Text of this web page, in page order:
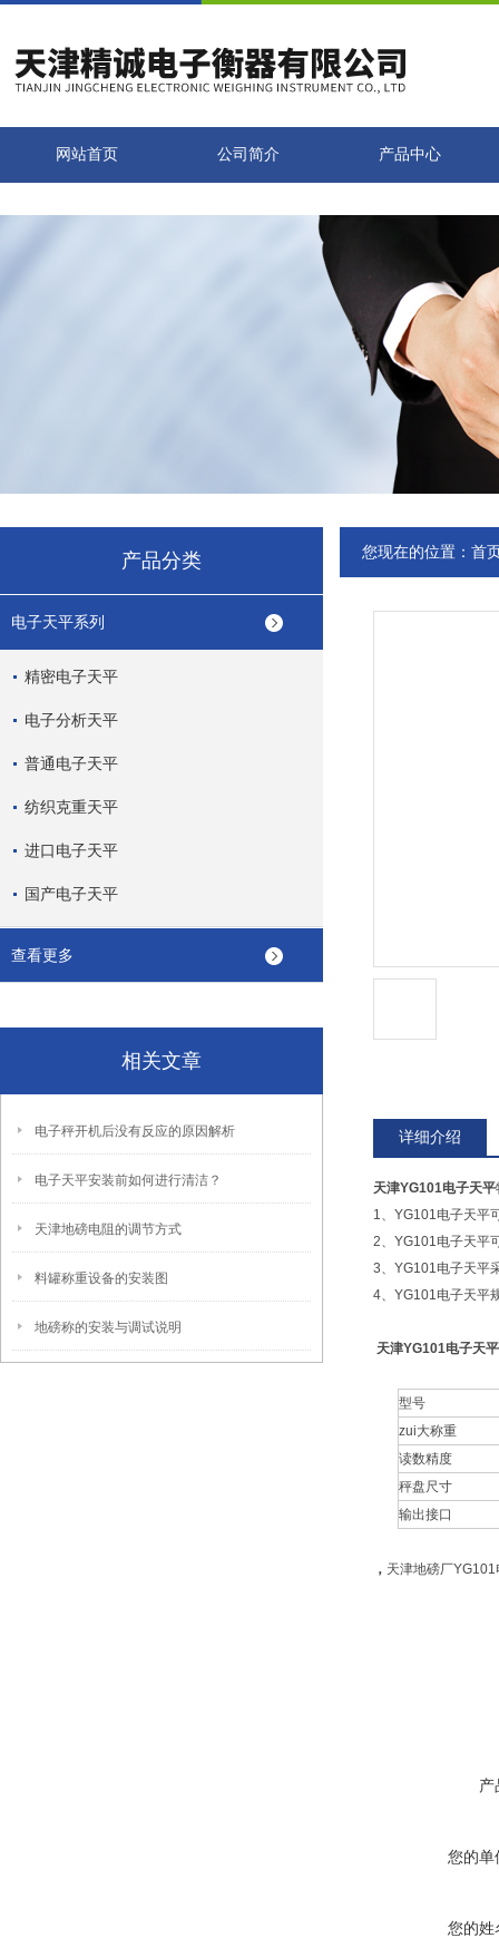
网站首页 公司简介 产品中心
产品分类
电子天平系列
精密电子天平
电子分析天平
普通电子天平
纺织克重天平
进口电子天平
国产电子天平
查看更多
相关文章
电子秤开机后没有反应的原因解析
电子天平安装前如何进行清洁？
天津地磅电阻的调节方式
料罐称重设备的安装图
地磅称的安装与调试说明
您现在的位置： 首
详细介绍
天津YG101电子天平
1、YG101电子天平
2、YG101电子天平
3、YG101电子天平
4、YG101电子天平
天津YG101电子天平
型号
zui大称重
读数精度
秤盘尺寸
输出接口
， 天津地磅厂
产
您的单
您的姓